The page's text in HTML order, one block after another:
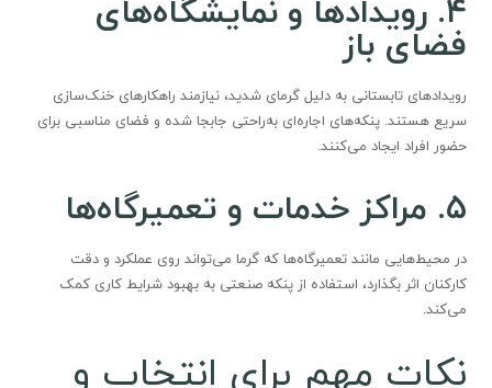
۴. رویدادها و نمایشگاه‌های
فضای باز
رویدادهای تابستانی به دلیل گرمای شدید، نیازمند راهکارهای خنک‌سازی
سریع هستند. پنکه‌های اجاره‌ای به‌راحتی جابجا شده و فضای مناسبی برای
حضور افراد ایجاد می‌کنند.
۵. مراکز خدمات و تعمیرگاه‌ها
در محیط‌هایی مانند تعمیرگاه‌ها که گرما می‌تواند روی عملکرد و دقت
کارکنان اثر بگذارد، استفاده از پنکه صنعتی به بهبود شرایط کاری کمک
می‌کند.
نکات مهم برای انتخاب و